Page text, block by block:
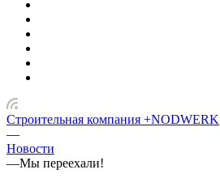
Строительная компания +NODWERK
—
Новости
—Мы переехали!